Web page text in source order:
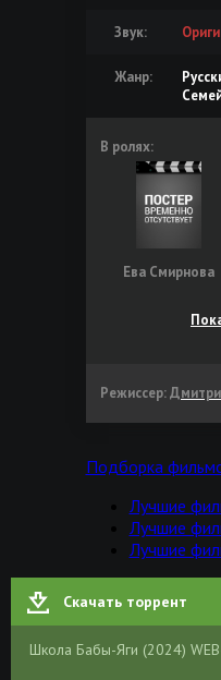
Звук:
Жанр:
В ролях:
Ева Смирнова
Режиссер:
Подборка
Лучшие
Лучшие
Лучшие
Скачать торрент
Школа Бабы-Яги (2024)